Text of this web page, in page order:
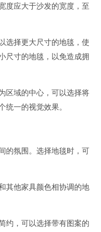
度应大于沙发的宽度，至
选择更大尺寸的地毯，使
尺寸的地毯，以免造成拥
区域的中心，可以选择将
一的视觉效果。
的氛围。选择地毯时，可
其他家具颜色相协调的地
约，可以选择带有图案的